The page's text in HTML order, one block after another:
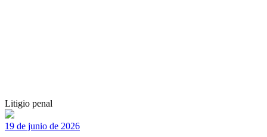
Litigio penal
19 de junio de 2026